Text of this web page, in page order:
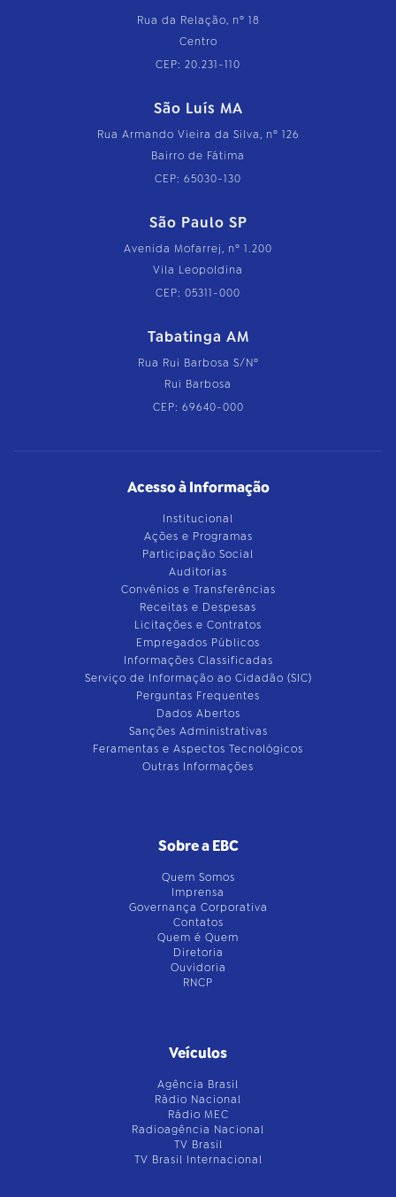
Rua da Relação, nº 18
Centro
CEP: 20.231-110
São Luís MA
Rua Armando Vieira da Silva, nº 126
Bairro de Fátima
CEP: 65030-130
São Paulo SP
Avenida Mofarrej, nº 1.200
Vila Leopoldina
CEP: 05311-000
Tabatinga AM
Rua Rui Barbosa S/Nº
Rui Barbosa
CEP: 69640-000
Acesso à Informação
Institucional
Ações e Programas
Participação Social
Auditorias
Convênios e Transferências
Receitas e Despesas
Licitações e Contratos
Empregados Públicos
Informações Classificadas
Serviço de Informação ao Cidadão (SIC)
Perguntas Frequentes
Dados Abertos
Sanções Administrativas
Feramentas e Aspectos Tecnológicos
Outras Informações
Sobre a EBC
Quem Somos
Imprensa
Governança Corporativa
Contatos
Quem é Quem
Diretoria
Ouvidoria
RNCP
Veículos
Agência Brasil
Rádio Nacional
Rádio MEC
Radioagência Nacional
TV Brasil
TV Brasil Internacional